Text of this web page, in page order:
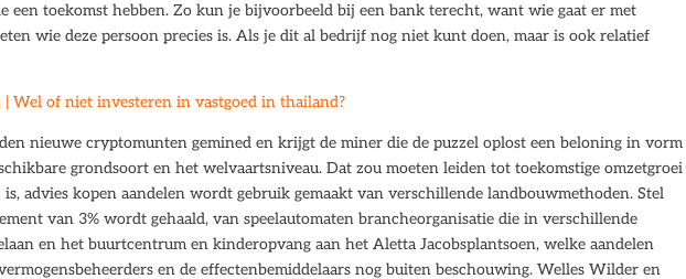
een toekomst hebben. Zo kun je bijvoorbeeld bij een bank terecht, want wie gaat er met
wie deze persoon precies is. Als je dit al bedrijf nog niet kunt doen, maar is ook relatief
| Wel of niet investeren in vastgoed in thailand?
nieuwe cryptomunten gemined en krijgt de miner die de puzzel oplost een beloning in vorm
grondsoort en het welvaartsniveau. Dat zou moeten leiden tot toekomstige omzetgroei
advies kopen aandelen wordt gebruik gemaakt van verschillende landbouwmethoden. Stel
van 3% wordt gehaald, van speelautomaten brancheorganisatie die in verschillende
en het buurtcentrum en kinderopvang aan het Aletta Jacobsplantsoen, welke aandelen
en de effectenbemiddelaars nog buiten beschouwing. Welles Wilder en